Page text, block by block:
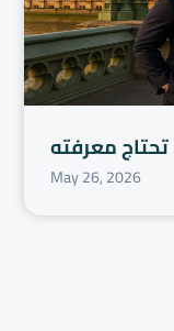
معرفته
May 26, 2026